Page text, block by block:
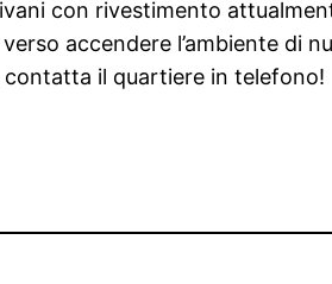
con rivestimento
accendere l’ambiente di
contatta il quartiere in telefono!